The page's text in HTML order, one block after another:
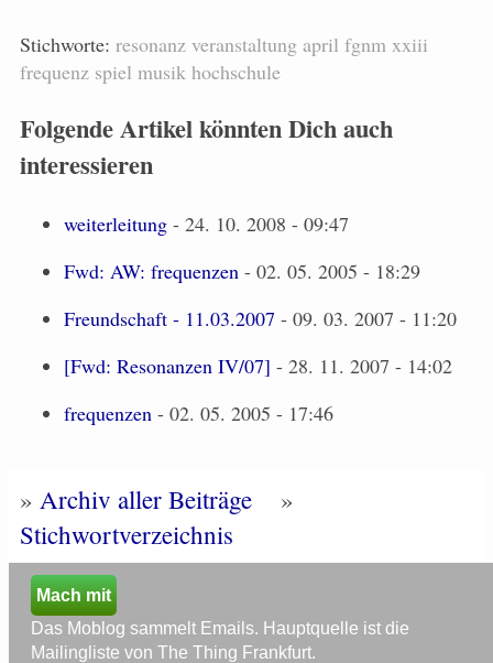
Stichworte: resonanz veranstaltung april fgnm xxiii
frequenz spiel musik hochschule
Folgende Artikel könnten Dich auch
interessieren
weiterleitung - 24. 10. 2008 - 09:47
Fwd: AW: frequenzen - 02. 05. 2005 - 18:29
Freundschaft - 11.03.2007 - 09. 03. 2007 - 11:20
[Fwd: Resonanzen IV/07] - 28. 11. 2007 - 14:02
frequenzen - 02. 05. 2005 - 17:46
» Archiv aller Beiträge
»
Stichwortverzeichnis
Mach mit
Das Moblog sammelt Emails. Hauptquelle ist die
Mailingliste von The Thing Frankfurt.